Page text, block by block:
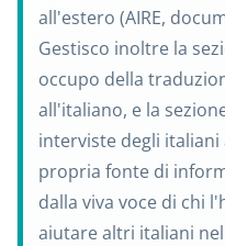
all'estero (AIRE,
Gestisco inoltre la
occupo della
all'italiano, e la
interviste degli
propria fonte di
dalla viva voce di chi
aiutare altri italiani